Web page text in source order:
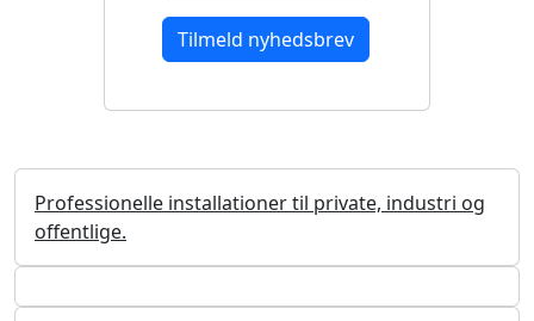
Professionelle installationer til private, industri og
offentlige.